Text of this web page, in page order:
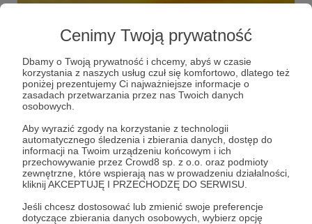
Cenimy Twoją prywatność
Dbamy o Twoją prywatność i chcemy, abyś w czasie
korzystania z naszych usług czuł się komfortowo, dlatego też
poniżej prezentujemy Ci najważniejsze informacje o
zasadach przetwarzania przez nas Twoich danych
osobowych.
Aby wyrazić zgody na korzystanie z technologii
automatycznego śledzenia i zbierania danych, dostęp do
informacji na Twoim urządzeniu końcowym i ich
przechowywanie przez Crowd8 sp. z o.o. oraz podmioty
zewnętrzne, które wspierają nas w prowadzeniu działalności,
kliknij AKCEPTUJĘ I PRZECHODZĘ DO SERWISU.
Jeśli chcesz dostosować lub zmienić swoje preferencje
dotyczące zbierania danych osobowych, wybierz opcję
Dzień dobry!
Witajcie wszyscy miłośnicy dobrej muzyki!
radio gdyniaradio gdynia +6